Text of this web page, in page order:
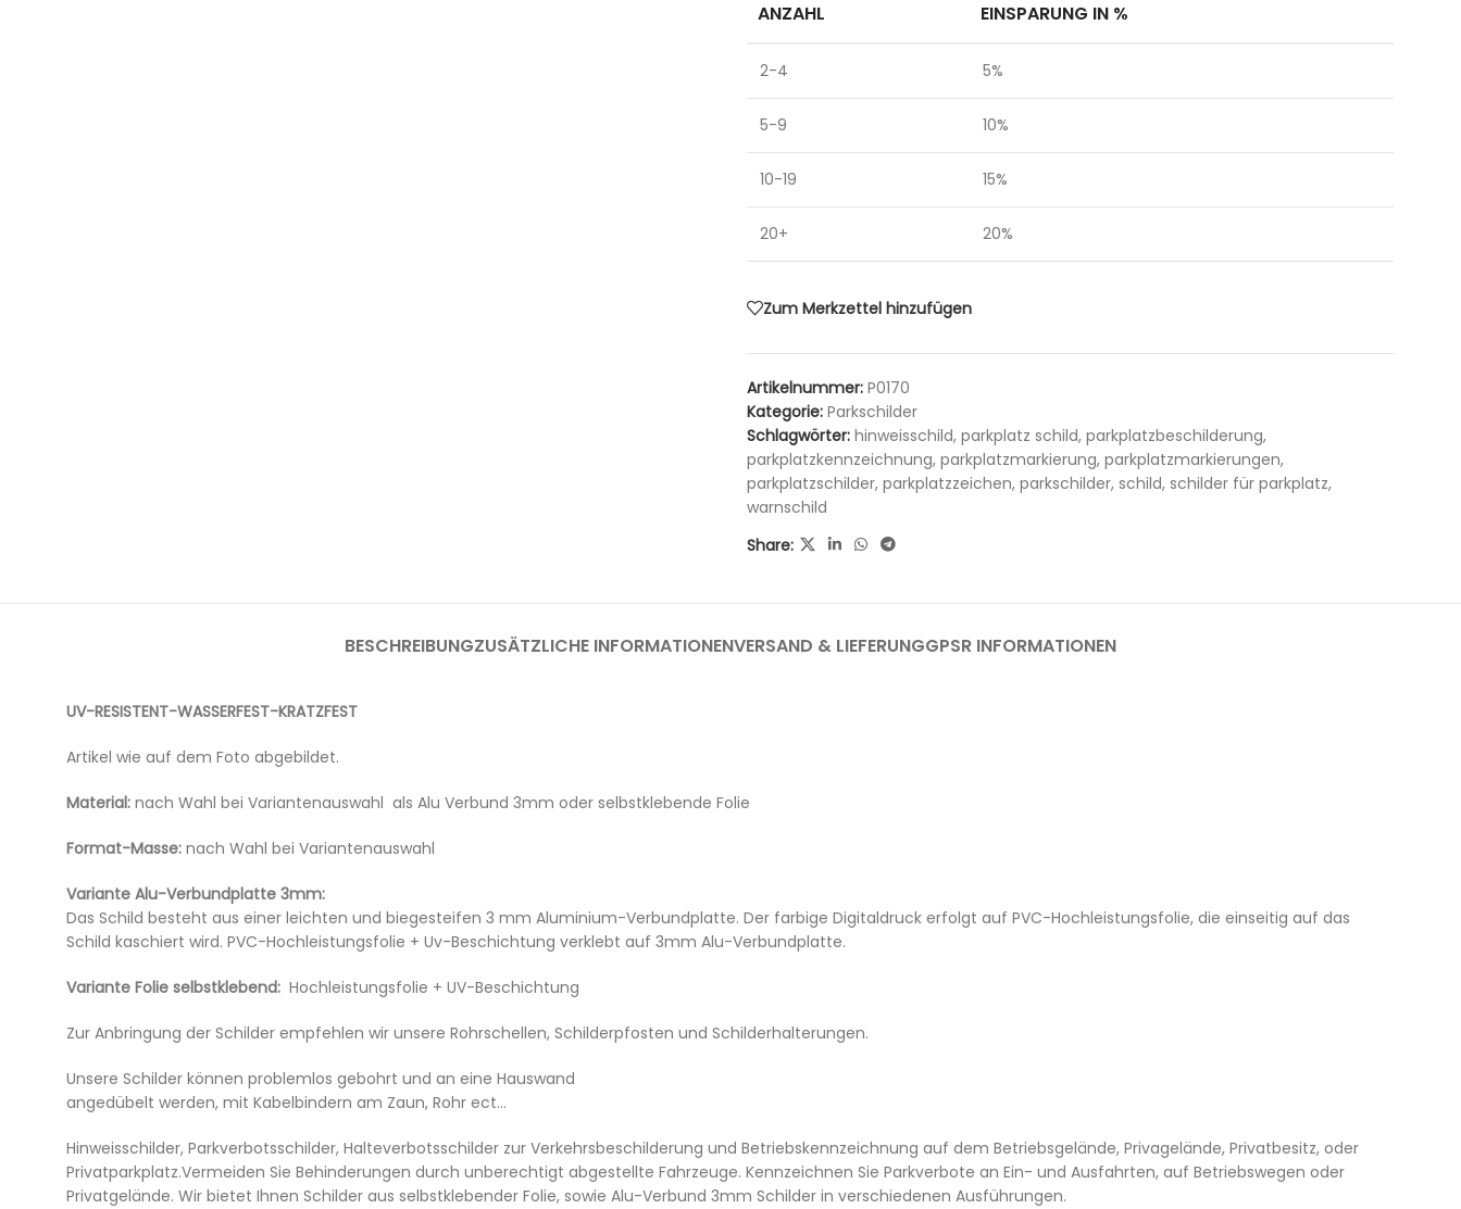
ANZAHL EINSPARUNG IN %
2-4 5%
5-9 10%
10-19 15%
20+ 20%
Zum Merkzettel hinzufügen
Artikelnummer: P0170
Kategorie: Parkschilder
Schlagwörter: hinweisschild, parkplatz schild, parkplatzbeschilderung,
parkplatzkennzeichnung, parkplatzmarkierung, parkplatzmarkierungen,
parkplatzschilder, parkplatzzeichen, parkschilder, schild, schilder für parkplatz,
warnschild
Share:
BESCHREIBUNGZUSÄTZLICHE INFORMATIONENVERSAND & LIEFERUNGGPSR INFORMATIONEN
UV-RESISTENT-WASSERFEST-KRATZFEST
Artikel wie auf dem Foto abgebildet.
Material: nach Wahl bei Variantenauswahl als Alu Verbund 3mm oder selbstklebende Folie
Format-Masse: nach Wahl bei Variantenauswahl
Variante Alu-Verbundplatte 3mm:
Das Schild besteht aus einer leichten und biegesteifen 3 mm Aluminium-Verbundplatte. Der farbige Digitaldruck erfolgt auf PVC-Hochleistungsfolie, die einseitig auf das
Schild kaschiert wird. PVC-Hochleistungsfolie + Uv-Beschichtung verklebt auf 3mm Alu-Verbundplatte.
Variante Folie selbstklebend: Hochleistungsfolie + UV-Beschichtung
Zur Anbringung der Schilder empfehlen wir unsere Rohrschellen, Schilderpfosten und Schilderhalterungen.
Unsere Schilder können problemlos gebohrt und an eine Hauswand
angedübelt werden, mit Kabelbindern am Zaun, Rohr ect…
Hinweisschilder, Parkverbotsschilder, Halteverbotsschilder zur Verkehrsbeschilderung und Betriebskennzeichnung auf dem Betriebsgelände, Privagelände, Privatbesitz, oder
Privatparkplatz.Vermeiden Sie Behinderungen durch unberechtigt abgestellte Fahrzeuge. Kennzeichnen Sie Parkverbote an Ein- und Ausfahrten, auf Betriebswegen oder
Privatgelände. Wir bietet Ihnen Schilder aus selbstklebender Folie, sowie Alu-Verbund 3mm Schilder in verschiedenen Ausführungen.